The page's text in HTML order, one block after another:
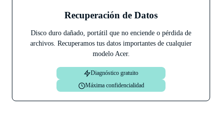
Recuperación de Datos
Disco duro dañado, portátil que no enciende o pérdida de
archivos. Recuperamos tus datos importantes de cualquier
modelo Acer.
Diagnóstico gratuito
Máxima confidencialidad